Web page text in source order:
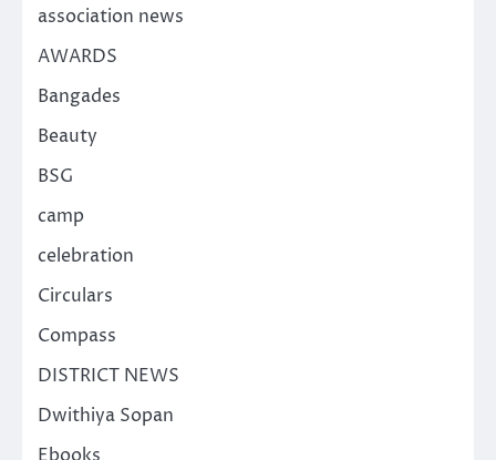
association news
AWARDS
Bangades
Beauty
BSG
camp
celebration
Circulars
Compass
DISTRICT NEWS
Dwithiya Sopan